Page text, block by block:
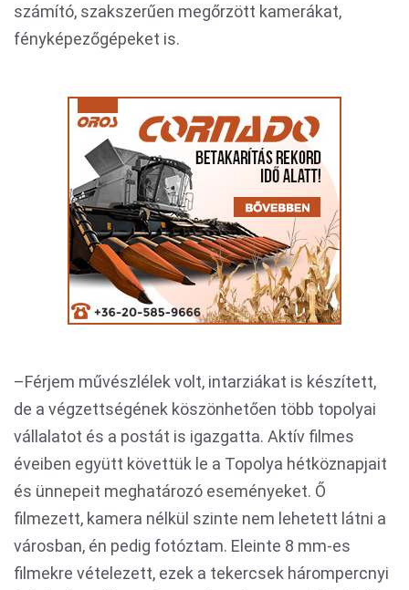
számító, szakszerűen megőrzött kamerákat,
fényképezőgépeket is.
–Férjem művészlélek volt, intarziákat is készített,
de a végzettségének köszönhetően több topolyai
vállalatot és a postát is igazgatta. Aktív filmes
éveiben együtt követtük le a Topolya hétköznapjait
és ünnepeit meghatározó eseményeket. Ő
filmezett, kamera nélkül szinte nem lehetett látni a
városban, én pedig fotóztam. Eleinte 8 mm-es
filmekre vételezett, ezek a tekercsek hárompercnyi